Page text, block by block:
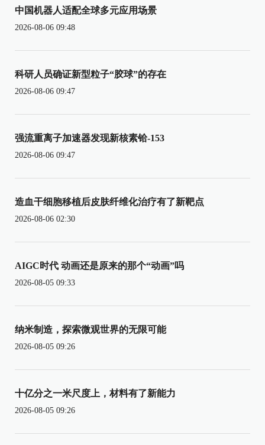
中国机器人适配全球多元应用场景
2026-08-06 09:48
科研人员确证新型粒子“胶球”的存在
2026-08-06 09:47
强流重离子加速器发现新核素铪-153
2026-08-06 09:47
造血干细胞移植后皮肤纤维化治疗有了新靶点
2026-08-06 02:30
AIGC时代 动画还是原来的那个“动画”吗
2026-08-05 09:33
纳米制造，探索微观世界的无限可能
2026-08-05 09:26
十亿分之一米尺度上，材料有了新能力
2026-08-05 09:26